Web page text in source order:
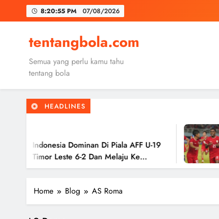
8:20:56 PM 07/08/2026
Malang
Malang
tentangbola.com
Semua yang perlu kamu tahu
tentang bola
HEADLINES
Dominan Di Piala AFF U-19
Leste 6-2 Dan Melaju Ke
2
Ke
Home Blog AS Roma